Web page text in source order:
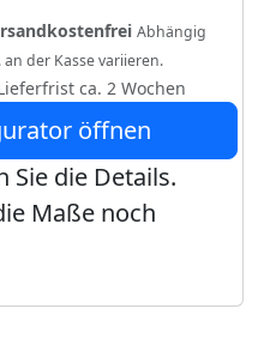
Abhängig
der Kasse variieren.
ca. 2 Wochen
öffnen
die Details.
Maße noch